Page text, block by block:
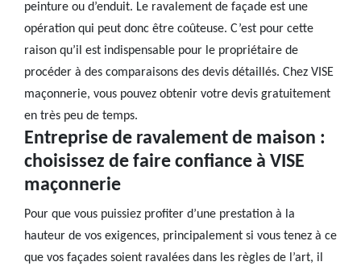
peinture ou d’enduit. Le ravalement de façade est une
opération qui peut donc être coûteuse. C’est pour cette
raison qu’il est indispensable pour le propriétaire de
procéder à des comparaisons des devis détaillés. Chez VISE
maçonnerie, vous pouvez obtenir votre devis gratuitement
en très peu de temps.
Entreprise de ravalement de maison :
choisissez de faire confiance à VISE
maçonnerie
Pour que vous puissiez profiter d’une prestation à la
hauteur de vos exigences, principalement si vous tenez à ce
que vos façades soient ravalées dans les règles de l’art, il